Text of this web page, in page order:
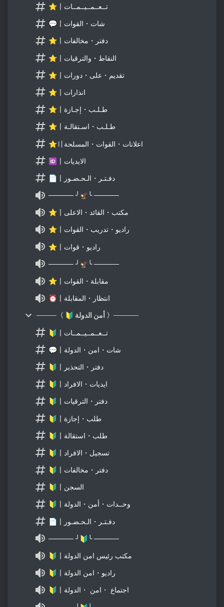
⭐〡تــعــمــيــمــات
💬〡شات・القوات
⭐〡دفتر・مخالفات
⭐〡النقاط・والترقيات
⭐〡تقديم・على・دورات
⭐〡انذارات
⭐〡طـلـب・إجـازة
⭐〡طـلـب・اسـتقالـة
⭐〢اعلانات・القوات・المسلحة
🆔〡الايديات
📄〡دفـتـر・الـحـضـور
───── ╯🦅╰ ─────
⭐〡مكتب・القائد・الاعلى
⭐〡راديو・تدريب・القوات
⭐〡راديو・قوات
───── ╯🦅╰ ─────
⭐〡مقابلة・القوات
⏰〡انتظار・المقابلة
────〈 🔰 أمن الدولة 〉─────
🔰〡تــعــمــيــمــات
💬〡شات・امن・الدولة
🔰〡دفتر・التحذير
🔰〡ايديات・الافراد
🔰〡دفتر・الترقيات
🔰〡طلب・إجازة
🔰〡طلب・استقالة
🔰〡تسجيل・الافراد
🔰〡دفتر・مخالفات
🔰〡السجن
🔰〡وحــدات・أمن・الدولة
📄〡دفـتـر・الـحـضـور
───── ╯🔰╰ ─────
🔰〡مكتب رئيس امن الدولة
🔰〡راديو・امن الدولة
🔰〡اجتماع ・امن ・الدولة